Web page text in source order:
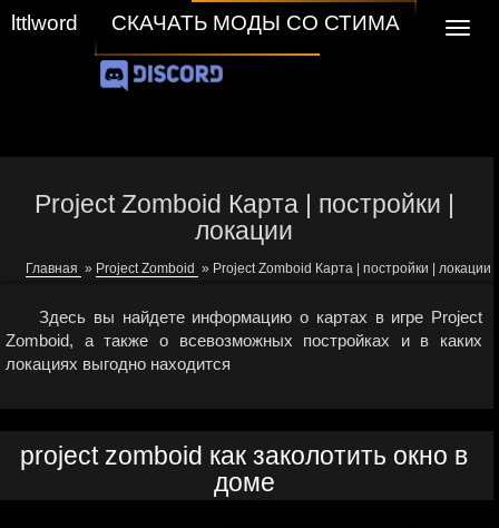
lttlword СКАЧАТЬ МОДЫ СО СТИМА
Project Zomboid Карта | постройки |
локации
Главная » Project Zomboid » Project Zomboid Карта | постройки | локации
Здесь вы найдете информацию о картах в игре Project
Zomboid, а также о всевозможных постройках и в каких
локациях выгодно находится
project zomboid как заколотить окно в
доме